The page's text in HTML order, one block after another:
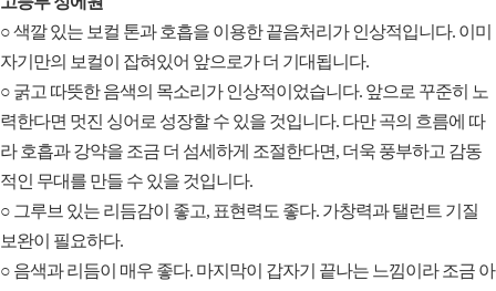
○ 색깔 있는 보컬 톤과 호흡을 이용한 끝음처리가 인상적입니다. 이미
자기만의 보컬이 잡혀있어 앞으로가 더 기대됩니다.
○ 굵고 따뜻한 음색의 목소리가 인상적이었습니다. 앞으로 꾸준히 노
력한다면 멋진 싱어로 성장할 수 있을 것입니다. 다만 곡의 흐름에 따
라 호흡과 강약을 조금 더 섬세하게 조절한다면, 더욱 풍부하고 감동
적인 무대를 만들 수 있을 것입니다.
○ 그루브 있는 리듬감이 좋고, 표현력도 좋다. 가창력과 탤런트 기질
보완이 필요하다.
○ 음색과 리듬이 매우 좋다. 마지막이 갑자기 끝나는 느낌이라 조금 아